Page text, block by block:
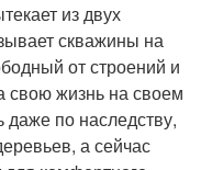
из двух
скважины на
от строений и
свою жизнь на своем
даже по наследству,
а сейчас